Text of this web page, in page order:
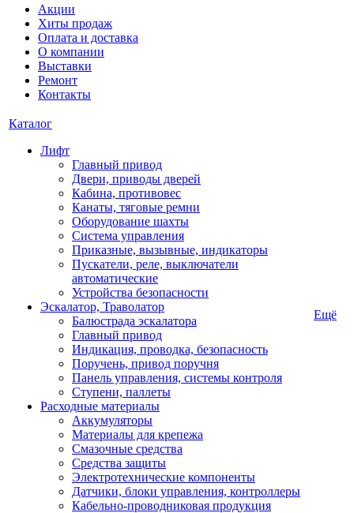
Акции
Хиты продаж
Оплата и доставка
О компании
Выставки
Ремонт
Контакты
Каталог
Лифт
Главный привод
Двери, приводы дверей
Кабина, противовес
Канаты, тяговые ремни
Оборудование шахты
Система управления
Приказные, вызывные, индикаторы
Пускатели, реле, выключатели
автоматические
Устройства безопасности
Эскалатор, Траволатор
Балюстрада эскалатора
Главный привод
Индикация, проводка, безопасность
Поручень, привод поручня
Панель управления, системы контроля
Ступени, паллеты
Расходные материалы
Аккумуляторы
Материалы для крепежа
Смазочные средства
Средства защиты
Электротехнические компоненты
Датчики, блоки управления, контроллеры
Кабельно-проводниковая продукция
Ещё